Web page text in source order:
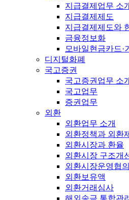
지급결제업무 소
지급결제제도
지급결제제도와
금융정보화
모바일현금카드·
디지털화폐
국고증권
국고증권업무 소
국고업무
증권업무
외환
외환업무 소개
외환정책과 외환
외환시장과 환율
외환시장 구조개
외환시장운영협
외환보유액
외환거래심사
해외송금 통합관